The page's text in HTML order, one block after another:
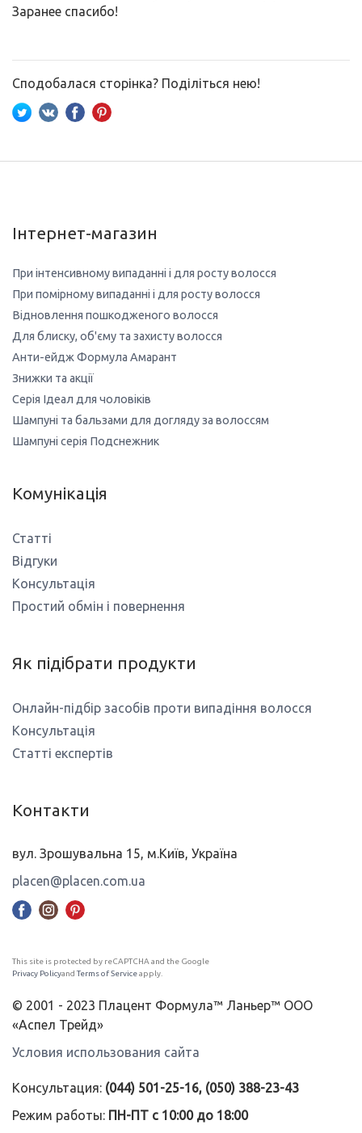
Заранее спасибо!
Сподобалася сторінка? Поділіться нею!
Інтернет-магазин
При інтенсивному випаданні і для росту волосся
При помірному випаданні і для росту волосся
Відновлення пошкодженого волосся
Для блиску, об'єму та захисту волосся
Анти-ейдж Формула Амарант
Знижки та акції
Серія Ідеал для чоловіків
Шампуні та бальзами для догляду за волоссям
Шампуні серія Подснежник
Комунікація
Статті
Відгуки
Консультація
Простий обмін і повернення
Як підібрати продукти
Онлайн-підбір засобів проти випадіння волосся
Консультація
Статті експертів
Контакти
вул. Зрошувальна 15, м.Київ, Україна
placen@placen.com.ua
This site is protected by reCAPTCHA and the Google
Privacy Policyand Terms of Serviceapply.
© 2001 - 2023 Плацент Формула™ Ланьер™ ООО
«Аспел Трейд»
Условия использования сайта
Консультация: (044) 501-25-16, (050) 388-23-43
Режим работы: ПН-ПТ с 10:00 до 18:00